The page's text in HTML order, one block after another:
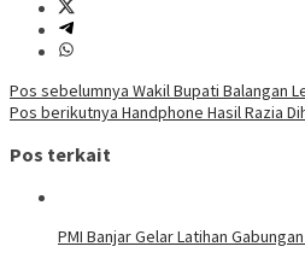
Navigasi
pos
Pos sebelumnya Wakil Bupati Balangan
Pos berikutnya Handphone Hasil Razia
Pos terkait
PMI Banjar Gelar Latihan